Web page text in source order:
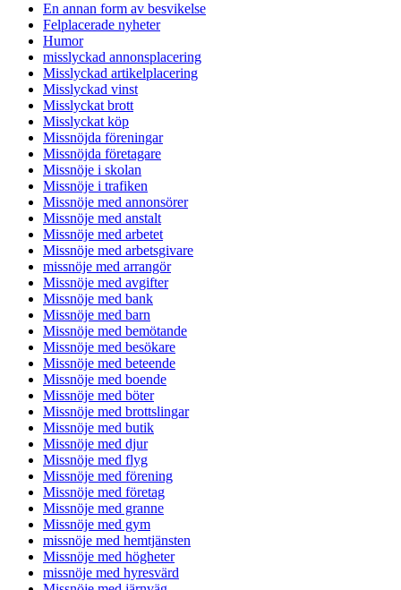
En annan form av besvikelse
Felplacerade nyheter
Humor
misslyckad annonsplacering
Misslyckad artikelplacering
Misslyckad vinst
Misslyckat brott
Misslyckat köp
Missnöjda föreningar
Missnöjda företagare
Missnöje i skolan
Missnöje i trafiken
Missnöje med annonsörer
Missnöje med anstalt
Missnöje med arbetet
Missnöje med arbetsgivare
missnöje med arrangör
Missnöje med avgifter
Missnöje med bank
Missnöje med barn
Missnöje med bemötande
Missnöje med besökare
Missnöje med beteende
Missnöje med boende
Missnöje med böter
Missnöje med brottslingar
Missnöje med butik
Missnöje med djur
Missnöje med flyg
Missnöje med förening
Missnöje med företag
Missnöje med granne
Missnöje med gym
missnöje med hemtjänsten
Missnöje med högheter
missnöje med hyresvärd